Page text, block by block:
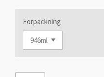
Förpackning